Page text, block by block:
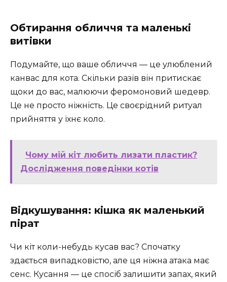
Обтирання обличчя та маленькі
витівки
Подумайте, що ваше обличчя — це улюблений
канвас для кота. Скільки разів він притискає
щоки до вас, малюючи феромоновий шедевр.
Це не просто ніжність. Це своєрідний ритуал
прийняття у їхнє коло.
Чому мій кіт любить лизати пластик?
Дослідження поведінки котів
Відкушування: кішка як маленький
пірат
Чи кіт коли-небудь кусав вас? Спочатку
здається випадковістю, але ця ніжна атака має
сенс. Кусання — це спосіб залишити запах, який